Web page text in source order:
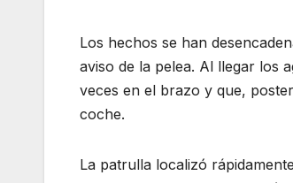
Los hechos se han
aviso de la pelea. Al llegar los
veces en el brazo y que,
coche.
La patrulla localizó